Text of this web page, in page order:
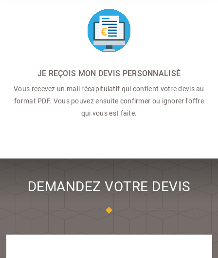
JE REÇOIS MON DEVIS PERSONNALISÉ
Vous recevez un mail récapitulatif qui contient votre devis au
format PDF. Vous pouvez ensuite confirmer ou ignorer l'offre
qui vous est faite.
DEMANDEZ VOTRE DEVIS